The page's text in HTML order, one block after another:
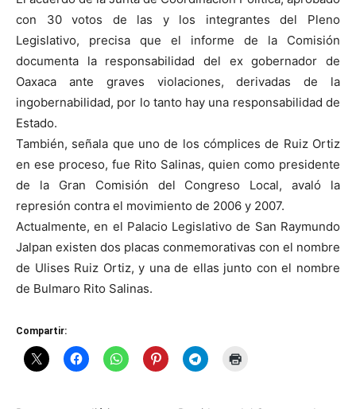
con 30 votos de las y los integrantes del Pleno
Legislativo, precisa que el informe de la Comisión
documenta la responsabilidad del ex gobernador de
Oaxaca ante graves violaciones, derivadas de la
ingobernabilidad, por lo tanto hay una responsabilidad de
Estado.
También, señala que uno de los cómplices de Ruiz Ortiz
en ese proceso, fue Rito Salinas, quien como presidente
de la Gran Comisión del Congreso Local, avaló la
represión contra el movimiento de 2006 y 2007.
Actualmente, en el Palacio Legislativo de San Raymundo
Jalpan existen dos placas conmemorativas con el nombre
de Ulises Ruiz Ortiz, y una de ellas junto con el nombre
de Bulmaro Rito Salinas.
Compartir: